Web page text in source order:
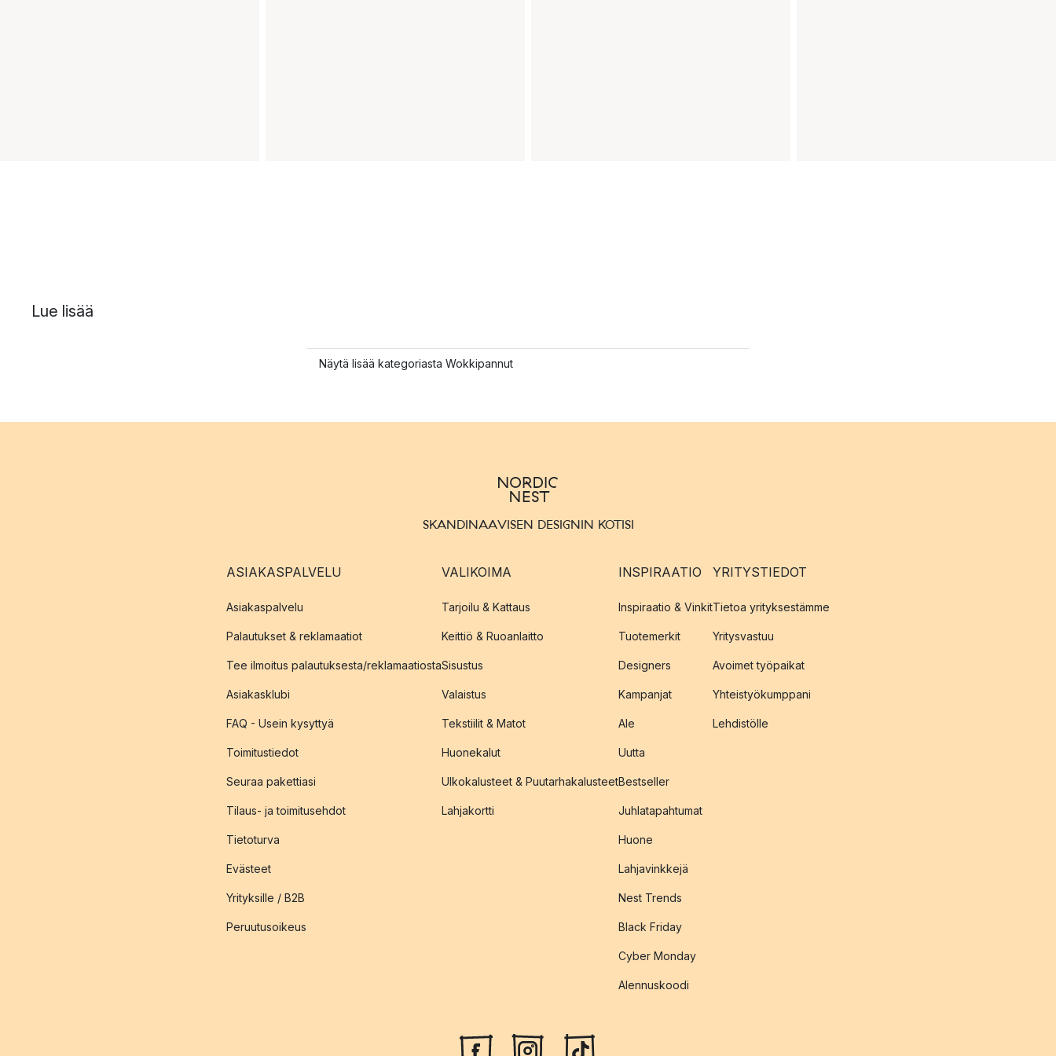
Lue lisää
Näytä lisää kategoriasta Wokkipannut
SKANDINAAVISEN DESIGNIN KOTISI
ASIAKASPALVELU
Asiakaspalvelu
Palautukset & reklamaatiot
Tee ilmoitus palautuksesta/reklamaatiosta
Asiakasklubi
FAQ - Usein kysyttyä
Toimitustiedot
Seuraa pakettiasi
Tilaus- ja toimitusehdot
Tietoturva
Evästeet
Yrityksille / B2B
Peruutusoikeus
VALIKOIMA
Tarjoilu & Kattaus
Keittiö & Ruoanlaitto
Sisustus
Valaistus
Tekstiilit & Matot
Huonekalut
Ulkokalusteet & Puutarhakalusteet
Lahjakortti
INSPIRAATIO
Inspiraatio & Vinkit
Tuotemerkit
Designers
Kampanjat
Ale
Uutta
Bestseller
Juhlatapahtumat
Huone
Lahjavinkkejä
Nest Trends
Black Friday
Cyber Monday
Alennuskoodi
YRITYSTIEDOT
Tietoa yrityksestämme
Yritysvastuu
Avoimet työpaikat
Yhteistyökumppani
Lehdistölle